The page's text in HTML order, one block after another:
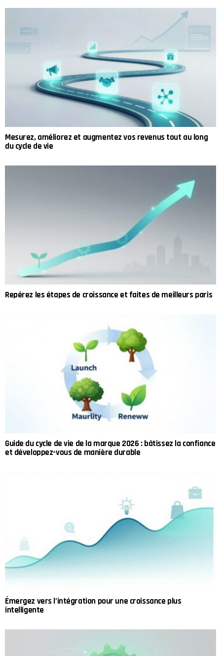
Mesurez, améliorez et augmentez vos revenus tout au long
du cycle de vie
Repérez les étapes de croissance et faites de meilleurs paris
Guide du cycle de vie de la marque 2026 : bâtissez la confiance
et développez-vous de manière durable
Émergez vers l’intégration pour une croissance plus
intelligente